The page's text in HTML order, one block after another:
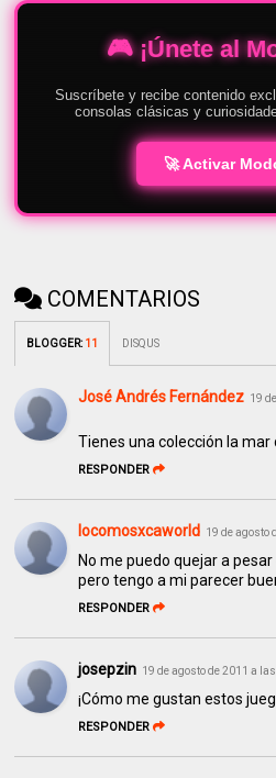
🎮 ¡Únete al
Suscríbete y recibe contenido
consolas clásicas y
🚀 Activar
COMENTARIOS
BLOGGER: 11 DISQUS
José Andrés Fernández 19
Tienes una colección la
RESPONDER
locomosxcaworld 19 de agosto
No me puedo quejar a
pero tengo a mi parecer
RESPONDER
josepzin 19 de agosto de 2011 a
¡Cómo me gustan estos
RESPONDER